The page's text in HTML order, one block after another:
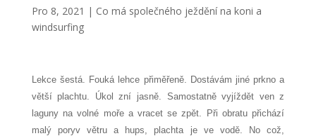
Pro 8, 2021 | Co má společného ježdění na koni a
windsurfing
Lekce šestá. Fouká lehce přiměřeně. Dostávám jiné prkno a
větší plachtu. Úkol zní jasně. Samostatně vyjíždět ven z
laguny na volné moře a vracet se zpět. Při obratu přichází
malý poryv větru a hups, plachta je ve vodě. No což,